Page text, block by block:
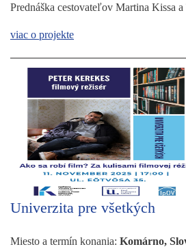
Prednáška cestovateľov Martina Kissa
viac o projekte
Univerzita pre všetkých
Miesto a termín konania: Komárno,